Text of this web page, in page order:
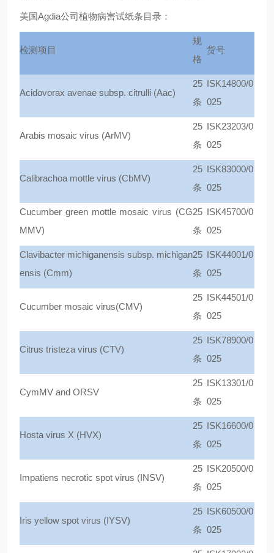
美国Agdia公司植物病害试纸条目录：
检测项目
规
格
货号
Acidovorax avenae subsp. citrulli (Aac)
25
条
ISK14800/0
025
Arabis mosaic virus (ArMV)
25
条
ISK23203/0
025
Calibrachoa mottle virus (CbMV)
25
条
ISK83000/0
025
Cucumber green mottle mosaic virus (CG
MMV)
25
条
ISK45700/0
025
Clavibacter michiganensis subsp. michigan
ensis (Cmm)
25
条
ISK44001/0
025
Cucumber mosaic virus(CMV)
25
条
ISK44501/0
025
Citrus tristeza virus (CTV)
25
条
ISK78900/0
025
CymMV and ORSV
25
条
ISK13301/0
025
Hosta virus X (HVX)
25
条
ISK16600/0
025
Impatiens necrotic spot virus (INSV)
25
条
ISK20500/0
025
Iris yellow spot virus (IYSV)
25
条
ISK60500/0
025